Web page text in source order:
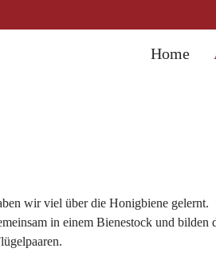
Home
wir viel über die Honigbiene gelernt.
in einem Bienestock und